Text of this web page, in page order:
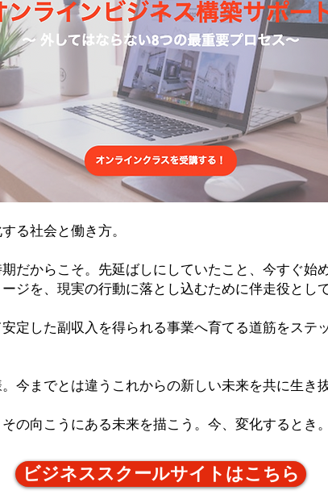
る社会と働き方。
だからこそ。先延ばしにしていたこと、今すぐ始
ジを、現実の行動に落とし込むために伴走役とし
定した副収入を得られる事業へ育てる道筋をステ
今までとは違うこれからの新しい未来を共に生き
の向こうにある未来を描こう。今、変化するとき
ビジネススクールサイトはこちら